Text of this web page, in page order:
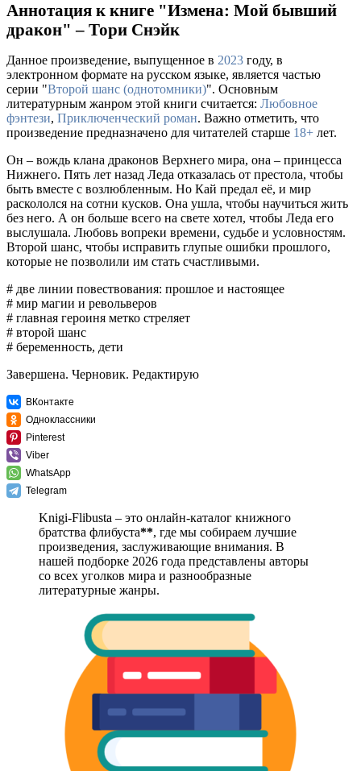
Аннотация к книге "Измена: Мой бывший
дракон" – Тори Снэйк
Данное произведение, выпущенное в 2023 году, в
электронном формате на русском языке, является частью
серии "Второй шанс (однотомники)". Основным
литературным жанром этой книги считается: Любовное
фэнтези, Приключенческий роман. Важно отметить, что
произведение предназначено для читателей старше 18+ лет.
Он – вождь клана драконов Верхнего мира, она – принцесса
Нижнего. Пять лет назад Леда отказалась от престола, чтобы
быть вместе с возлюбленным. Но Кай предал её, и мир
раскололся на сотни кусков. Она ушла, чтобы научиться жить
без него. А он больше всего на свете хотел, чтобы Леда его
выслушала. Любовь вопреки времени, судьбе и условностям.
Второй шанс, чтобы исправить глупые ошибки прошлого,
которые не позволили им стать счастливыми.
# две линии повествования: прошлое и настоящее
# мир магии и револьверов
# главная героиня метко стреляет
# второй шанс
# беременность, дети
Завершена. Черновик. Редактирую
ВКонтакте
Одноклассники
Pinterest
Viber
WhatsApp
Telegram
Knigi-Flibusta – это онлайн-каталог книжного
братства флибуста**, где мы собираем лучшие
произведения, заслуживающие внимания. В
нашей подборке 2026 года представлены авторы
со всех уголков мира и разнообразные
литературные жанры.